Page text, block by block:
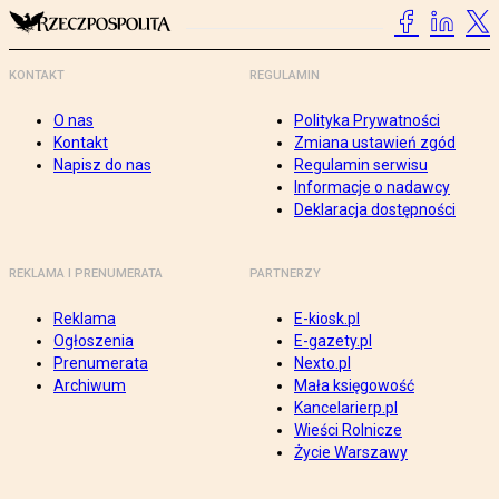
KONTAKT
O nas
Kontakt
Napisz do nas
REGULAMIN
Polityka Prywatności
Zmiana ustawień zgód
Regulamin serwisu
Informacje o nadawcy
Deklaracja dostępności
REKLAMA I PRENUMERATA
Reklama
Ogłoszenia
Prenumerata
Archiwum
PARTNERZY
E-kiosk.pl
E-gazety.pl
Nexto.pl
Mała księgowość
Kancelarierp.pl
Wieści Rolnicze
Życie Warszawy